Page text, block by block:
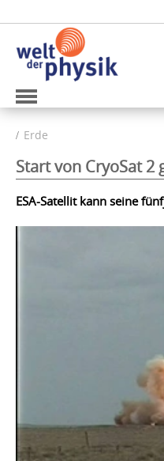
Erde
Start von CryoSat 2
ESA-Satellit kann seine